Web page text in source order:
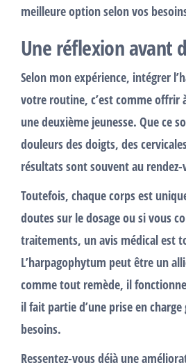
meilleure option selon vos
Une réflexion avant
Selon mon expérience, intégrer
votre routine, c’est comme offrir
une deuxième jeunesse. Que ce
douleurs des doigts, des
résultats sont souvent au rendez-
Toutefois, chaque corps est
doutes sur le dosage ou si vous
traitements, un avis médical est
L’harpagophytum peut être un
comme tout remède, il
il fait partie d’une prise en
besoins.
Ressentez-vous déjà une